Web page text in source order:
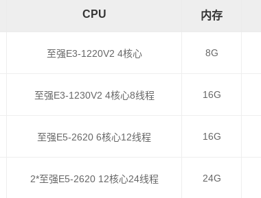
CPU 内存
至强E3-1220V2 4核心 8G
至强E3-1230V2 4核心8线程 16G
至强E5-2620 6核心12线程 16G
2*至强E5-2620 12核心24线程 24G